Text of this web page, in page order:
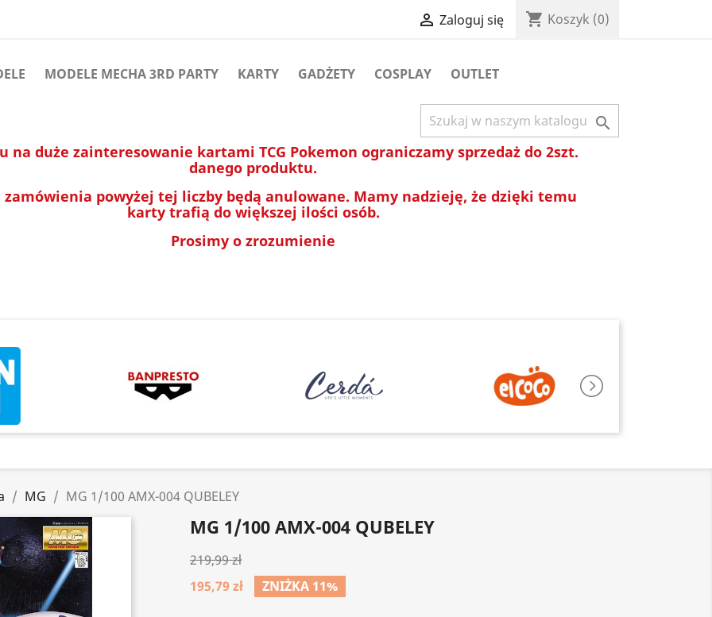
 Zaloguj się shopping_cart Koszyk (0)
MODELE MECHA 3RD PARTY KARTY GADŻETY COSPLAY OUTLET

na duże zainteresowanie kartami TCG Pokemon ograniczamy sprzedaż do 2szt.
danego produktu.
zamówienia powyżej tej liczby będą anulowane. Mamy nadzieję, że dzięki temu
karty trafią do większej ilości osób.
Prosimy o zrozumienie
MG MG 1/100 AMX-004 QUBELEY
MG 1/100 AMX-004 QUBELEY
219,99 zł
195,79 zł
ZNIŻKA 11%